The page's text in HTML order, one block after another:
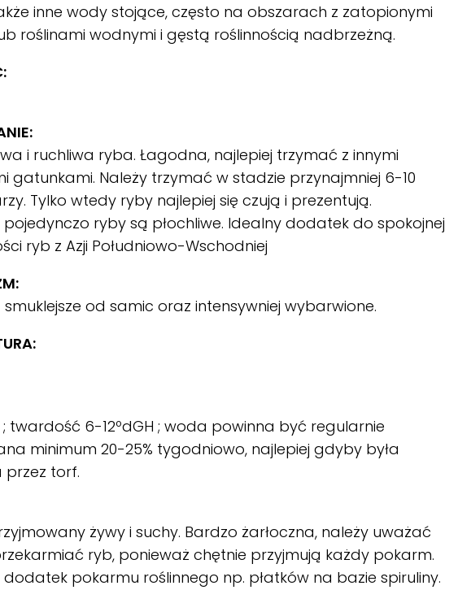
inne wody stojące, często na obszarach z zatopionymi
roślinami wodnymi i gęstą roślinnością nadbrzeżną.
i ruchliwa ryba. Łagodna, najlepiej trzymać z innymi
gatunkami. Należy trzymać w stadzie przynajmniej 6-10
Tylko wtedy ryby najlepiej się czują i prezentują.
pojedynczo ryby są płochliwe. Idealny dodatek do spokojnej
ryb z Azji Południowo-Wschodniej
od samic oraz intensywniej wybarwione.
; twardość 6-12ºdGH ; woda powinna być regularnie
minimum 20-25% tygodniowo, najlepiej gdyby była
torf.
żywy i suchy. Bardzo żarłoczna, należy uważać
ryb, ponieważ chętnie przyjmują każdy pokarm.
dodatek pokarmu roślinnego np. płatków na bazie spiruliny.